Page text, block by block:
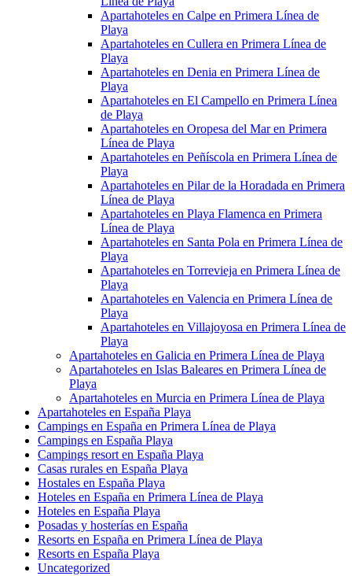
Apartahoteles en Calpe en Primera Línea de
Playa
Apartahoteles en Cullera en Primera Línea de
Playa
Apartahoteles en Denia en Primera Línea de
Playa
Apartahoteles en El Campello en Primera Línea
de Playa
Apartahoteles en Oropesa del Mar en Primera
Línea de Playa
Apartahoteles en Peñíscola en Primera Línea de
Playa
Apartahoteles en Pilar de la Horadada en Primera
Línea de Playa
Apartahoteles en Playa Flamenca en Primera
Línea de Playa
Apartahoteles en Santa Pola en Primera Línea de
Playa
Apartahoteles en Torrevieja en Primera Línea de
Playa
Apartahoteles en Valencia en Primera Línea de
Playa
Apartahoteles en Villajoyosa en Primera Línea de
Playa
Apartahoteles en Galicia en Primera Línea de Playa
Apartahoteles en Islas Baleares en Primera Línea de
Playa
Apartahoteles en Murcia en Primera Línea de Playa
Apartahoteles en España Playa
Campings en España en Primera Línea de Playa
Campings en España Playa
Campings resort en España Playa
Casas rurales en España Playa
Hostales en España Playa
Hoteles en España en Primera Línea de Playa
Hoteles en España Playa
Posadas y hosterías en España
Resorts en España en Primera Línea de Playa
Resorts en España Playa
Uncategorized